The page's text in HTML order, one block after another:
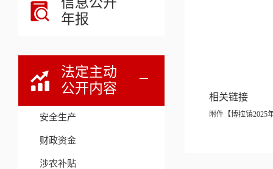
年报
法定主动
公开内容
安全生产
财政资金
涉农补贴
相关链接
附件【博拉镇2025